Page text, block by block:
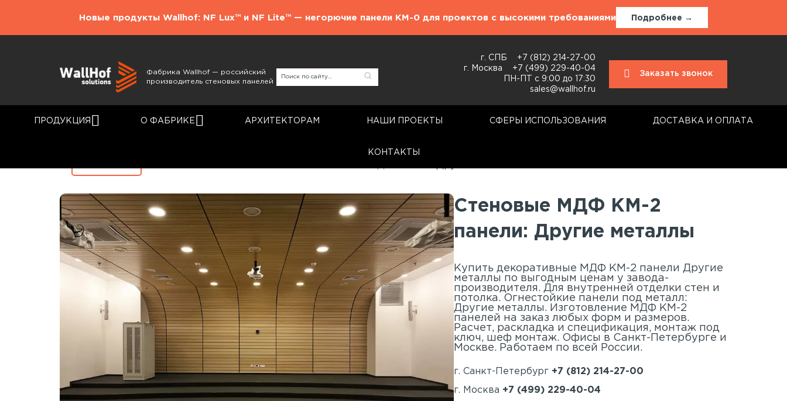
Новые продукты Wallhof: NF Lux™ и NF Lite™ — негорючие панели КМ-0 для проектов с высокими требованиями Подробнее →
Фабрика Wallhof — российский
производитель стеновых панелей
г. СПБ
+7 (812) 214-27-00
г. Москва
+7 (499) 229-40-04
ПН-ПТ с 9:00 до 17:30
sales@wallhof.ru
Заказать звонок
ПРОДУКЦИЯ О ФАБРИКЕ АРХИТЕКТОРАМ НАШИ ПРОЕКТЫ СФЕРЫ ИСПОЛЬЗОВАНИЯ ДОСТАВКА И ОПЛАТА
КОНТАКТЫ
Стеновые МДФ КМ-2
панели: Другие металлы
Купить декоративные МДФ КМ-2 панели Другие
металлы по выгодным ценам у завода-
производителя. Для внутренней отделки стен и
потолка. Огнестойкие панели под металл:
Другие металлы. Изготовление МДФ КМ-2
панелей на заказ любых форм и размеров.
Расчет, раскладка и спецификация, монтаж под
ключ, шеф монтаж. Офисы в Санкт-Петербурге и
Москве. Работаем по всей России.
г. Санкт-Петербург +7 (812) 214-27-00
г. Москва +7 (499) 229-40-04